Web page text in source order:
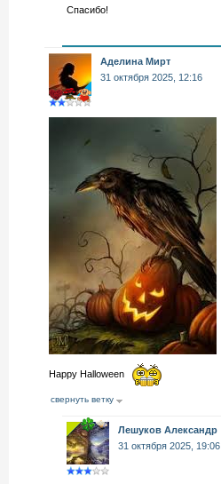
Спасибо!
Аделина Мирт
31 октября 2025, 12:16
Happy Halloween
свернуть ветку
Лешуков Александр
31 октября 2025, 19:06